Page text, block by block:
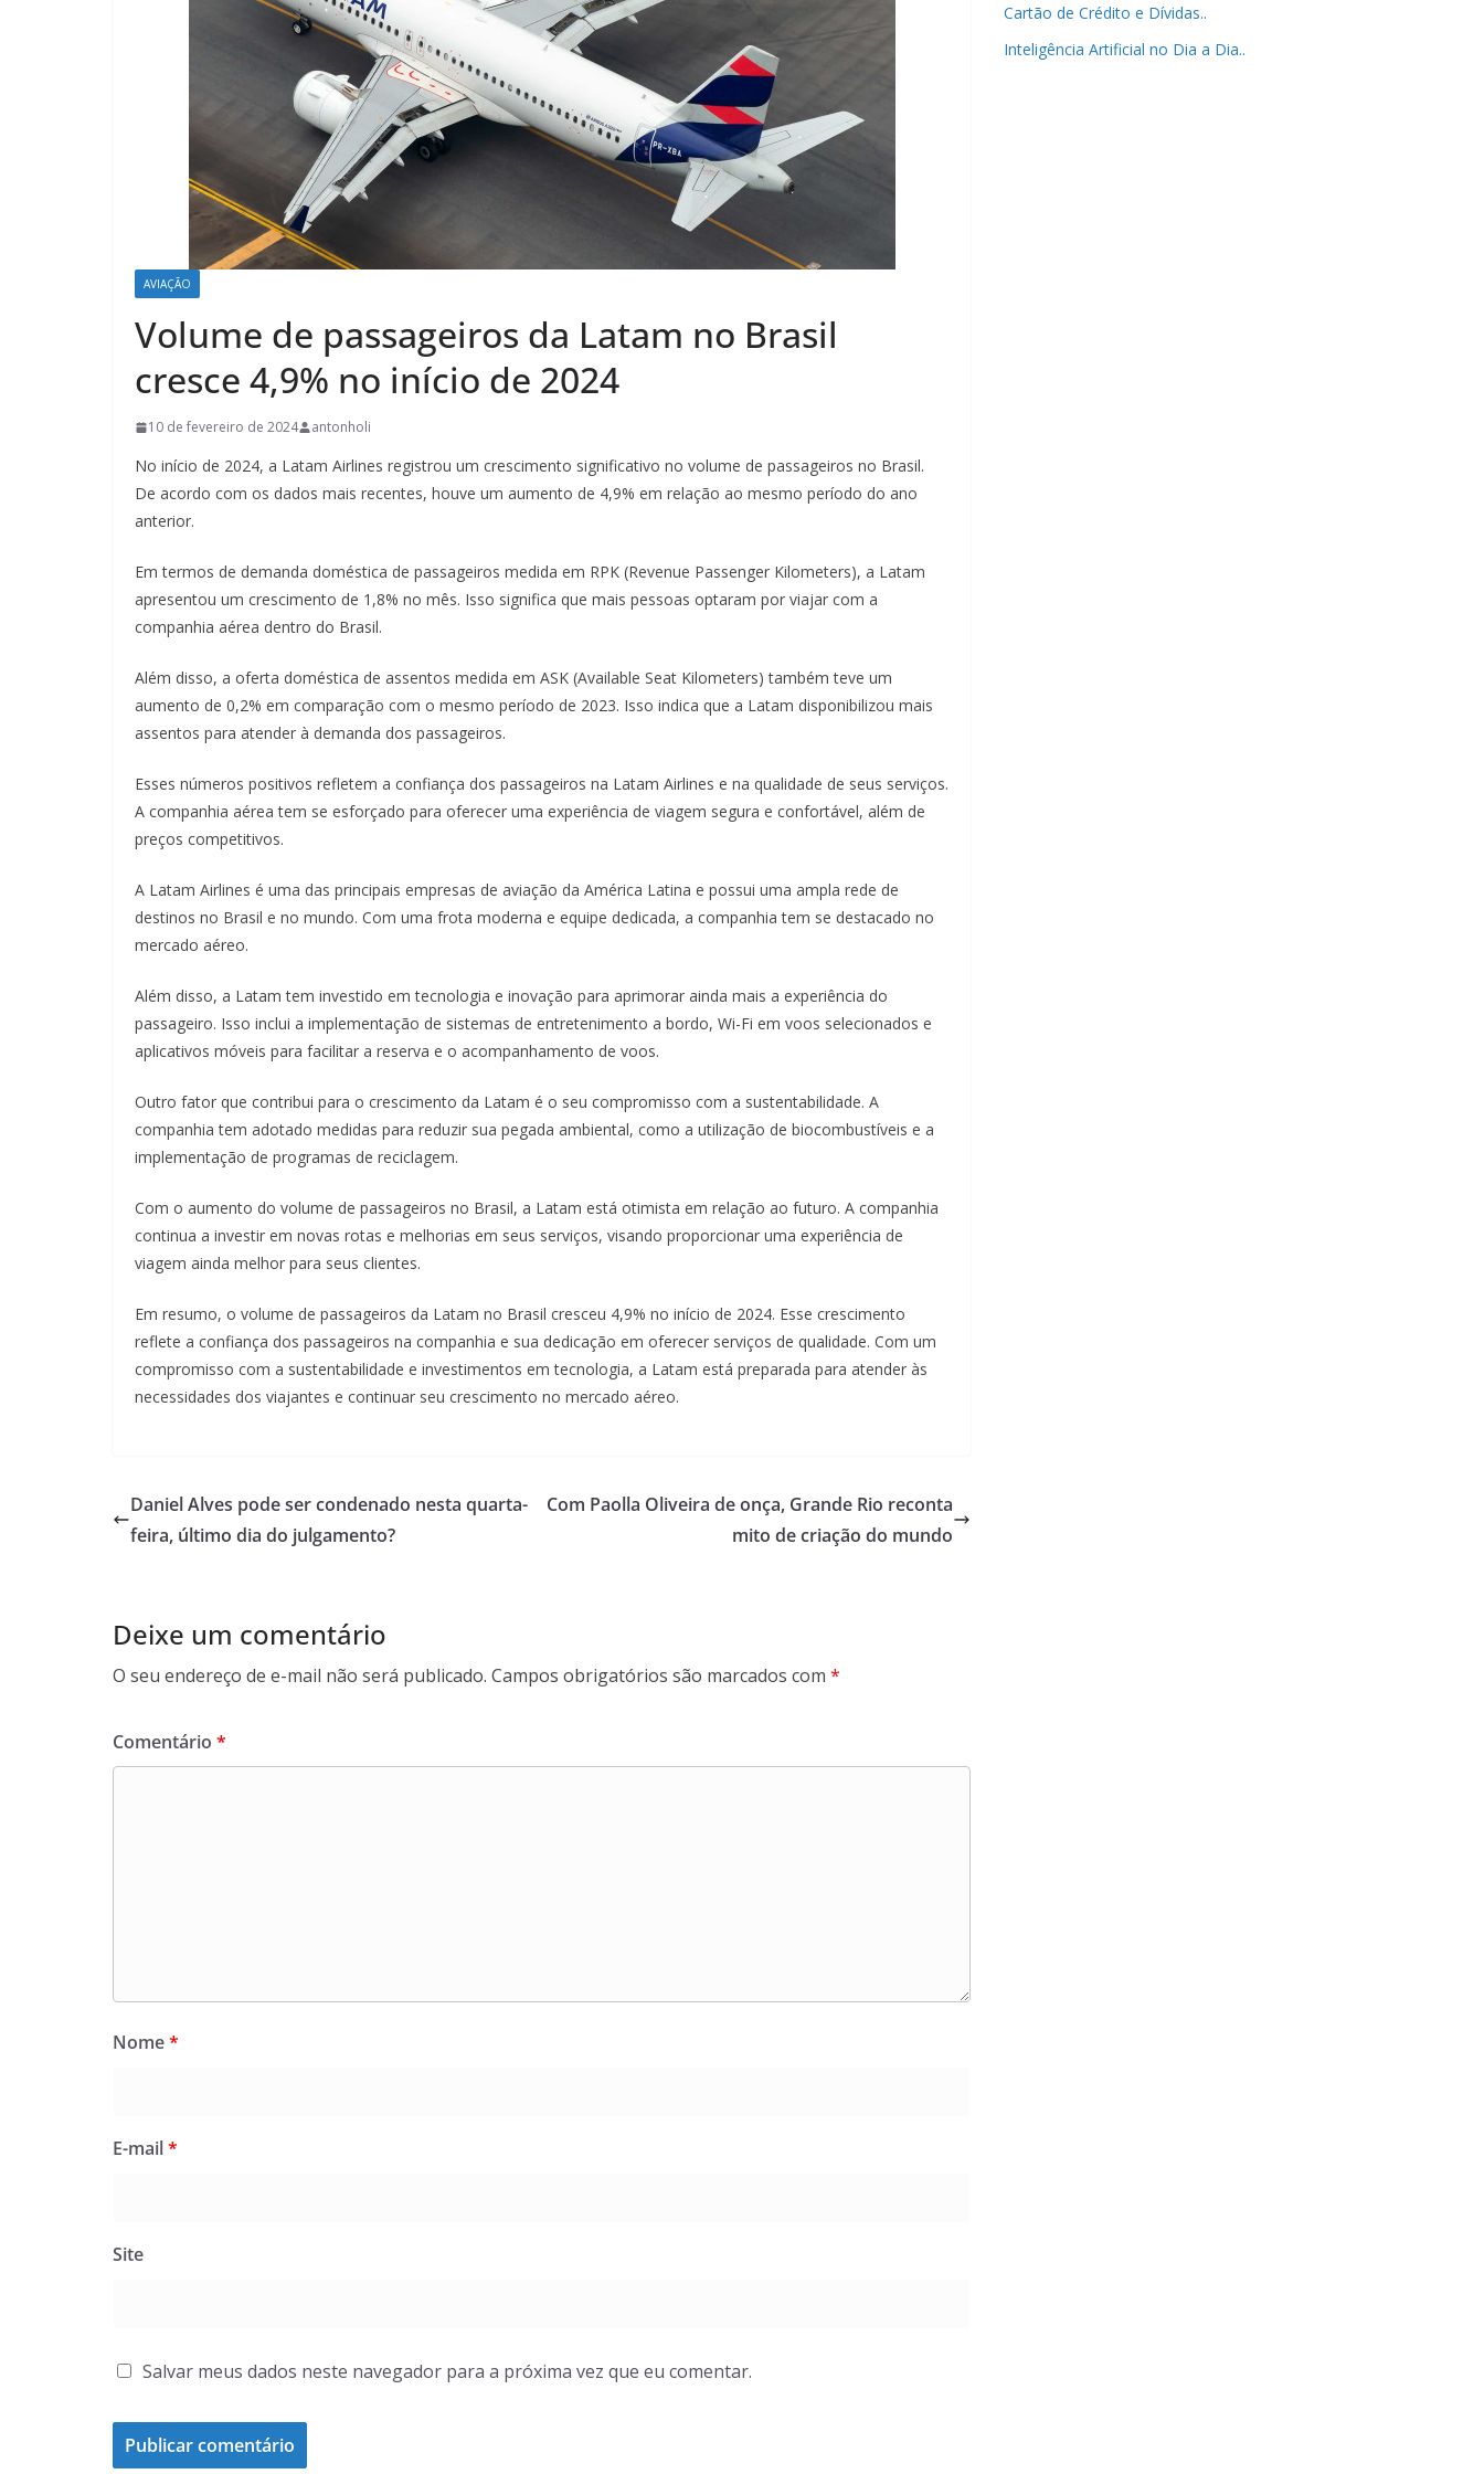
AVIAÇÃO
Volume de passageiros da Latam no Brasil
cresce 4,9% no início de 2024
10 de fevereiro de 2024 antonholi
No início de 2024, a Latam Airlines registrou um crescimento significativo no volume de passageiros no Brasil.
De acordo com os dados mais recentes, houve um aumento de 4,9% em relação ao mesmo período do ano
anterior.
Em termos de demanda doméstica de passageiros medida em RPK (Revenue Passenger Kilometers), a Latam
apresentou um crescimento de 1,8% no mês. Isso significa que mais pessoas optaram por viajar com a
companhia aérea dentro do Brasil.
Além disso, a oferta doméstica de assentos medida em ASK (Available Seat Kilometers) também teve um
aumento de 0,2% em comparação com o mesmo período de 2023. Isso indica que a Latam disponibilizou mais
assentos para atender à demanda dos passageiros.
Esses números positivos refletem a confiança dos passageiros na Latam Airlines e na qualidade de seus serviços.
A companhia aérea tem se esforçado para oferecer uma experiência de viagem segura e confortável, além de
preços competitivos.
A Latam Airlines é uma das principais empresas de aviação da América Latina e possui uma ampla rede de
destinos no Brasil e no mundo. Com uma frota moderna e equipe dedicada, a companhia tem se destacado no
mercado aéreo.
Além disso, a Latam tem investido em tecnologia e inovação para aprimorar ainda mais a experiência do
passageiro. Isso inclui a implementação de sistemas de entretenimento a bordo, Wi-Fi em voos selecionados e
aplicativos móveis para facilitar a reserva e o acompanhamento de voos.
Outro fator que contribui para o crescimento da Latam é o seu compromisso com a sustentabilidade. A
companhia tem adotado medidas para reduzir sua pegada ambiental, como a utilização de biocombustíveis e a
implementação de programas de reciclagem.
Com o aumento do volume de passageiros no Brasil, a Latam está otimista em relação ao futuro. A companhia
continua a investir em novas rotas e melhorias em seus serviços, visando proporcionar uma experiência de
viagem ainda melhor para seus clientes.
Em resumo, o volume de passageiros da Latam no Brasil cresceu 4,9% no início de 2024. Esse crescimento
reflete a confiança dos passageiros na companhia e sua dedicação em oferecer serviços de qualidade. Com um
compromisso com a sustentabilidade e investimentos em tecnologia, a Latam está preparada para atender às
necessidades dos viajantes e continuar seu crescimento no mercado aéreo.
Daniel Alves pode ser condenado nesta quarta-
feira, último dia do julgamento?
Com Paolla Oliveira de onça, Grande Rio reconta
mito de criação do mundo
Deixe um comentário
O seu endereço de e-mail não será publicado. Campos obrigatórios são marcados com *
Comentário *
Nome*
E-mail*
Site
Salvar meus dados neste navegador para a próxima vez que eu comentar.
Cartão de Crédito e Dívidas..
Inteligência Artificial no Dia a Dia..